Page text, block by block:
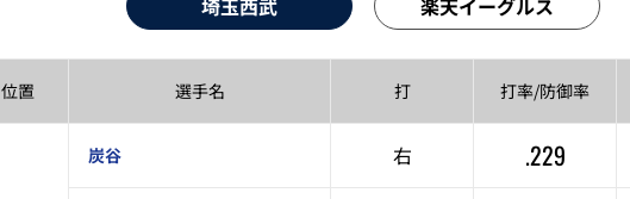
位置 選手名 打 打率/防御率
炭谷 右 .229